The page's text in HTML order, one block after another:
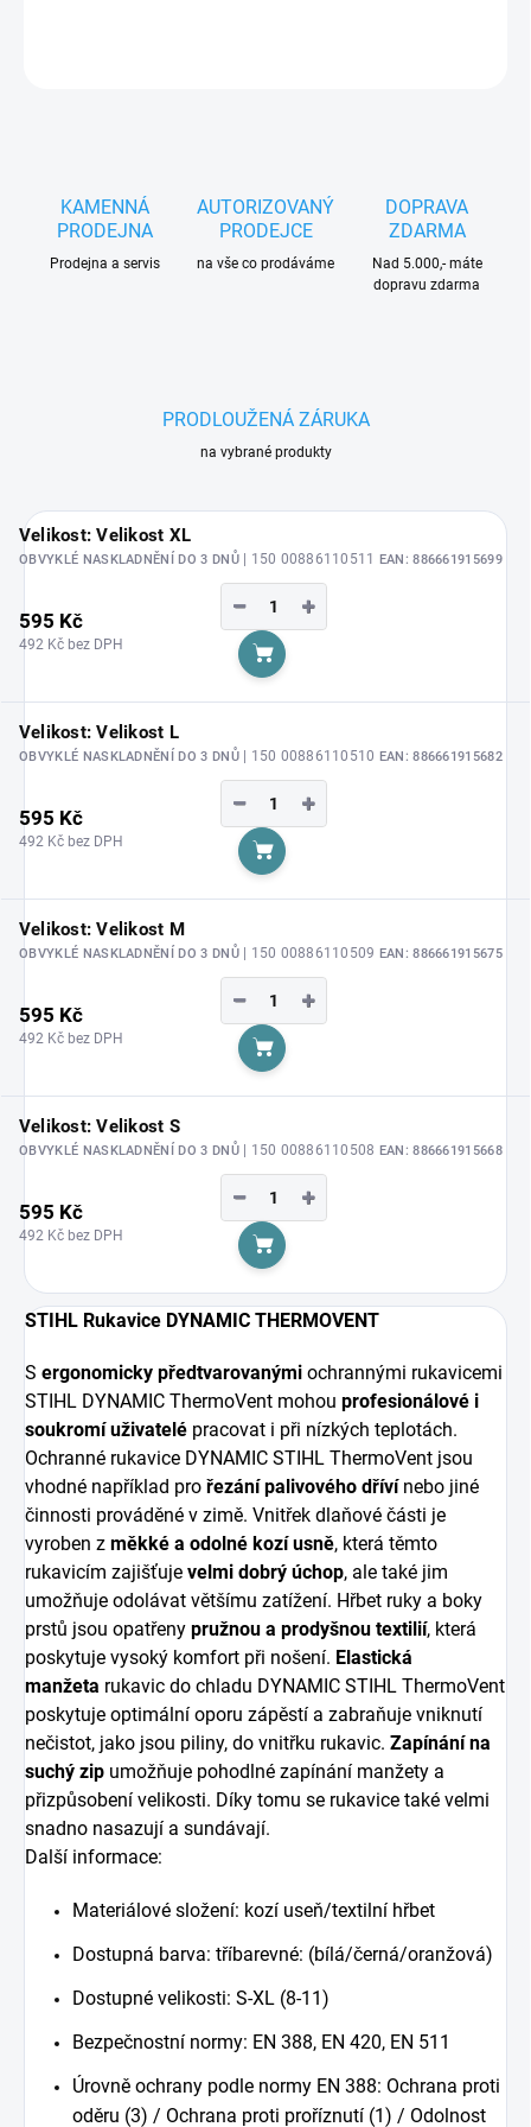
KAMENNÁ
PRODEJNA
Prodejna a servis
AUTORIZOVANÝ
PRODEJCE
na vše co prodáváme
DOPRAVA
ZDARMA
Nad 5.000,- máte
dopravu zdarma
PRODLOUŽENÁ ZÁRUKA
na vybrané produkty
Velikost: Velikost XL
OBVYKLÉ NASKLADNĚNÍ DO 3 DNŮ | 150 00886110511 EAN: 886661915699
595 Kč
492 Kč bez DPH
+
−
Do košíku
Velikost: Velikost L
OBVYKLÉ NASKLADNĚNÍ DO 3 DNŮ | 150 00886110510 EAN: 886661915682
595 Kč
492 Kč bez DPH
+
−
Do košíku
Velikost: Velikost M
OBVYKLÉ NASKLADNĚNÍ DO 3 DNŮ | 150 00886110509 EAN: 886661915675
595 Kč
492 Kč bez DPH
+
−
Do košíku
Velikost: Velikost S
OBVYKLÉ NASKLADNĚNÍ DO 3 DNŮ | 150 00886110508 EAN: 886661915668
595 Kč
492 Kč bez DPH
+
−
Do košíku
STIHL Rukavice DYNAMIC THERMOVENT
S ergonomicky předtvarovanými ochrannými rukavicemi
STIHL DYNAMIC ThermoVent mohou profesionálové i
soukromí uživatelé pracovat i při nízkých teplotách.
Ochranné rukavice DYNAMIC STIHL ThermoVent jsou
vhodné například pro řezání palivového dřívínebo jiné
činnosti prováděné v zimě. Vnitřek dlaňové části je
vyroben z měkké a odolné kozí usně, která těmto
rukavicím zajišťuje velmi dobrý úchop, ale také jim
umožňuje odolávat většímu zatížení. Hřbet ruky a boky
prstů jsou opatřeny pružnou a prodyšnou textilií, která
poskytuje vysoký komfort při nošení. Elastická
manžeta rukavic do chladu DYNAMIC STIHL ThermoVent
poskytuje optimální oporu zápěstí a zabraňuje vniknutí
nečistot, jako jsou piliny, do vnitřku rukavic. Zapínání na
suchý zip umožňuje pohodlné zapínání manžety a
přizpůsobení velikosti. Díky tomu se rukavice také velmi
snadno nasazují a sundávají.
Další informace:
Materiálové složení: kozí useň/textilní hřbet
Dostupná barva: tříbarevné: (bílá/černá/oranžová)
Dostupné velikosti: S-XL (8-11)
Bezpečnostní normy: EN 388, EN 420, EN 511
Úrovně ochrany podle normy EN 388: Ochrana proti
oděru (3) / Ochrana proti proříznutí (1) / Odolnost